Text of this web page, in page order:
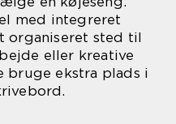
med integreret
organiseret sted til
eller kreative
bruge ekstra plads i